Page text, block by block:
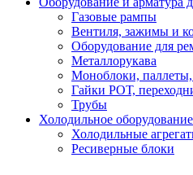
Газовые рампы
Вентиля, зажимы и
Оборудование для
Металлорукава
Моноблоки,
Гайки РОТ,
Трубы
Холодильное оборудование
Холодильные
Ресиверные блоки